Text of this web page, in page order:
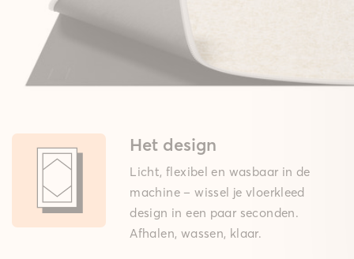
Het design
Licht, flexibel en wasbaar in de
machine – wissel je vloerkleed
design in een paar seconden.
Afhalen, wassen, klaar.